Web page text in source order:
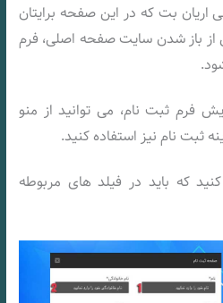
اریان بت که در این صفحه برایتان
از باز شدن سایت صفحه اصلی، فرم
فرم ثبت نام، می توانید از منو
ثبت نام نیز استفاده کنید.
که باید در فیلد های مربوطه